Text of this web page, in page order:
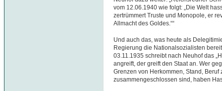
vom 12.06.1940 wie folgt: „Die Welt
zertrümmert Truste und Monopole, er
Allmacht des Goldes.““
Und auch das, was heute als
Regierung die Nationalsozialisten
03.11.1935 schreibt nach Neuhof das
angreift, der greift den Staat an. Wer
Grenzen von Herkommen, Stand, Beruf
zusammengeschlossen sind, haben